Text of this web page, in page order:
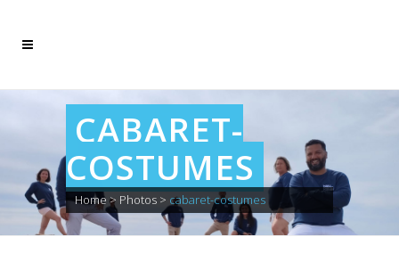
CABARET-
COSTUMES
Home > Photos > cabaret-costumes